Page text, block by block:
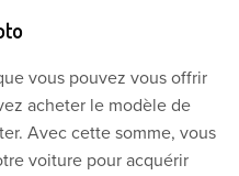
vous pouvez vous offrir
acheter le modèle de
Avec cette somme, vous
voiture pour acquérir